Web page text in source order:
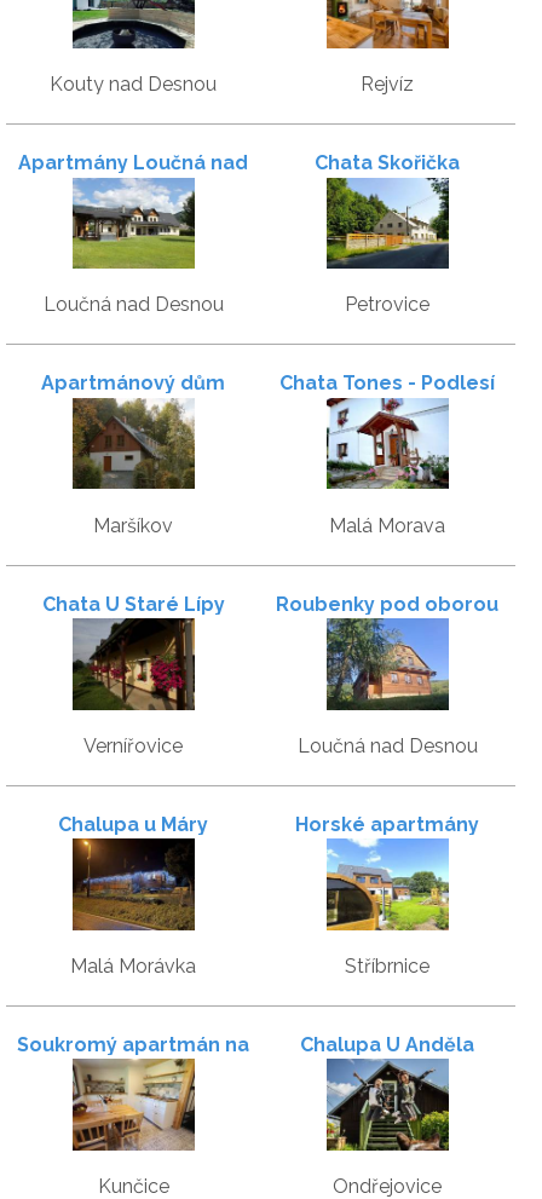
Kouty nad Desnou Rejvíz
Apartmány Loučná nad
Desnou
Loučná nad Desnou
Chata Skořička
Petrovice
Apartmánový dům
Maršíkov
Chata Tones - Podlesí
Malá Morava
Chata U Staré Lípy
Vernířovice
Roubenky pod oborou
Loučná nad Desnou
Chalupa u Máry
Malá Morávka
Horské apartmány
Stříbrnice
Soukromý apartmán na
chatě U profesora
Kunčice
Chalupa U Anděla
Ondřejovice